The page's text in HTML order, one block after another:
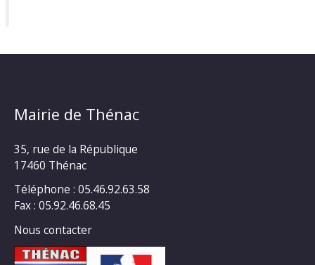
Mairie de Thénac
35, rue de la République
17460 Thénac
Téléphone : 05.46.92.63.58
Fax : 05.92.46.68.45
Nous contacter